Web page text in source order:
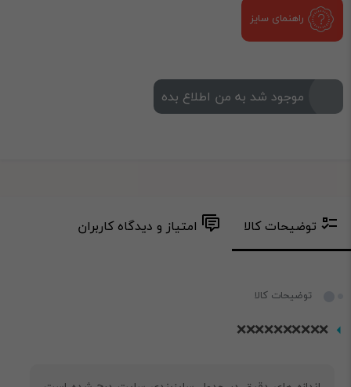
راهنمای سایز
موجود شد به من اطلاع بده
توضیحات کالا امتیاز و دیدگاه کاربران
توضیحات کالا
❌️❌️❌️❌️❌️❌️❌️❌️❌️❌️